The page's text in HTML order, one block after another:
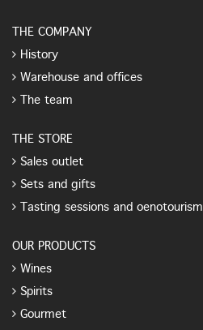
THE COMPANY
History
Warehouse and offices
The team
THE STORE
Sales outlet
Sets and gifts
Tasting sessions and oenotourism
OUR PRODUCTS
Wines
Spirits
Gourmet